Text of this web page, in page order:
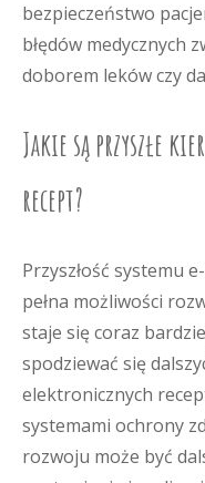
bezpieczeństwo
błędów medycznych
doborem leków czy
Jakie są przyszłe
recept?
Przyszłość systemu
pełna możliwości
staje się coraz
spodziewać się
elektronicznych
systemami ochrony
rozwoju może być